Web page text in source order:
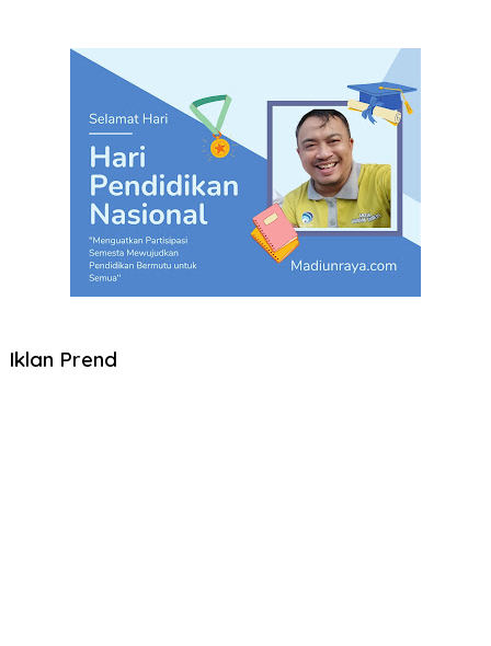
Iklan Prend